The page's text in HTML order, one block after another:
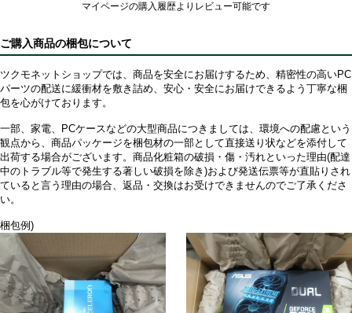
マイページの購入履歴よりレビュー可能です
ご購入商品の梱包について
ツクモネットショップでは、商品を安全にお届けするため、精密性の高いPC
パーツの配送に緩衝材を敷き詰め、安心・安全にお届けできるよう丁寧な梱
包を心がけております。
一部、家電、PCケースなどの大型商品につきましては、環境への配慮という
観点から、商品パッケージを梱包材の一部として直接送り状などを添付して
出荷する場合がございます。商品化粧箱の破損・傷・汚れといった理由(配達
中のトラブル等で発生する著しい破損を除き)および発送伝票等が直貼りされ
ていると言う理由の場合、返品・交換はお受けできませんのでご了承くださ
い。
梱包例)